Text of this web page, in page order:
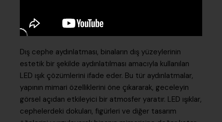
Dış cephe aydınlatması, binaların dış yüzeylerinin
estetik bir şekilde aydınlatılması amacıyla kullanılan
LED ışık çözümlerini ifade eder. Bu tür aydınlatmalar,
yapının mimari özelliklerini öne çıkararak, geceleyin
görsel açıdan etkileyici bir atmosfer yaratır. LED ışıklar,
cephelerdeki dokuları, figürleri ve diğer tasarım